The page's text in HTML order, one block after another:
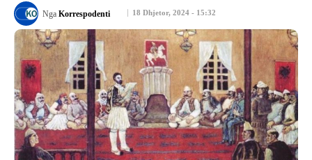
18 Dhjetor, 2024 - 15:32
Nga Korrespodenti